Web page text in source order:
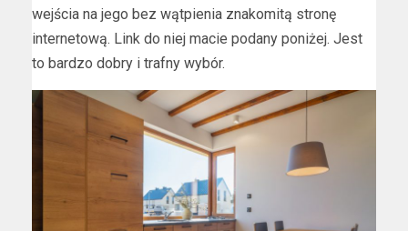
wejścia na jego bez wątpienia znakomitą stronę
internetową. Link do niej macie podany poniżej. Jest
to bardzo dobry i trafny wybór.